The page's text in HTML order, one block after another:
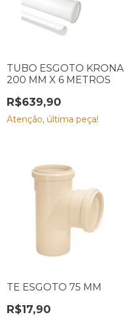
TUBO ESGOTO KRONA
200 MM X 6 METROS
R$639,90
Atenção, última peça!
TE ESGOTO 75 MM
R$17,90